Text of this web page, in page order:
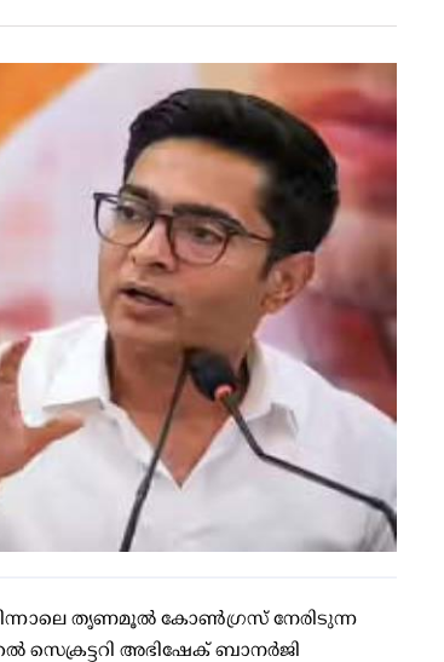
തൃണമൂല്‍ കോണ്‍ഗ്രസ് നേരിടുന്ന
സെക്രട്ടറി അഭിഷേക് ബാനര്‍ജി